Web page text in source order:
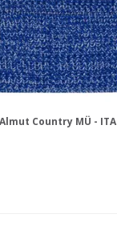
Country MÜ - ITA